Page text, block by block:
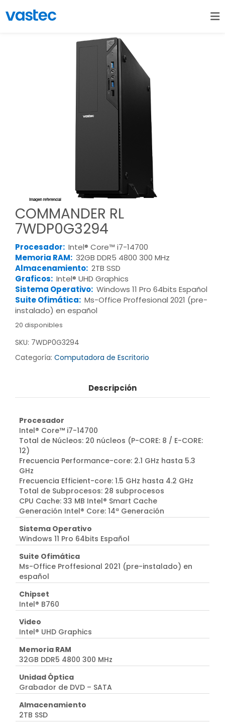
COMMANDER RL
7WDP0G3294
Procesador: Intel® Core™ i7-14700
Memoria RAM: 32GB DDR5 4800 300 MHz
Almacenamiento: 2TB SSD
Graficos: Intel® UHD Graphics
Sistema Operativo: Windows 11 Pro 64bits Español
Suite Ofimática: Ms-Office Proffesional 2021 (pre-
instalado) en español
20 disponibles
SKU: 7WDP0G3294
Categoría: Computadora de Escritorio
Descripción
Procesador
Intel® Core™ i7-14700
Total de Núcleos: 20 núcleos (P-CORE: 8 / E-CORE:
12)
Frecuencia Performance-core: 2.1 GHz hasta 5.3
GHz
Frecuencia Efficient-core: 1.5 GHz hasta 4.2 GHz
Total de Subprocesos: 28 subprocesos
CPU Cache: 33 MB Intel® Smart Cache
Generación Intel® Core: 14ª Generación
Sistema Operativo
Windows 11 Pro 64bits Español
Suite Ofimática
Ms-Office Proffesional 2021 (pre-instalado) en
español
Chipset
Intel® B760
Video
Intel® UHD Graphics
Memoria RAM
32GB DDR5 4800 300 MHz
Unidad Óptica
Grabador de DVD – SATA
Almacenamiento
2TB SSD